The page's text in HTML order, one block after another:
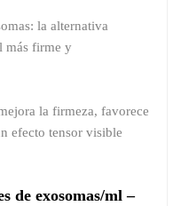
la alternativa
más firme y
la firmeza, favorece
efecto tensor visible
de exosomas/ml –